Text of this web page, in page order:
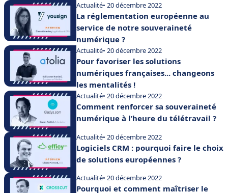
Actualité• 20 décembre 2022
La réglementation européenne au
service de notre souveraineté
numérique ?
Actualité• 20 décembre 2022
Pour favoriser les solutions
numériques françaises... changeons
les mentalités !
Actualité• 20 décembre 2022
Comment renforcer sa souveraineté
numérique à l’heure du télétravail ?
Actualité• 20 décembre 2022
Logiciels CRM : pourquoi faire le choix
de solutions européennes ?
Actualité• 20 décembre 2022
Pourquoi et comment maîtriser le